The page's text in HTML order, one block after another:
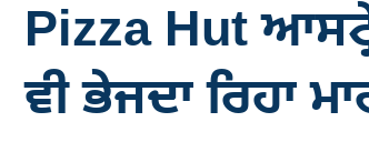
Pizza Hut
ਵੀ ਭੇਜਦਾ ਰਿਹਾ